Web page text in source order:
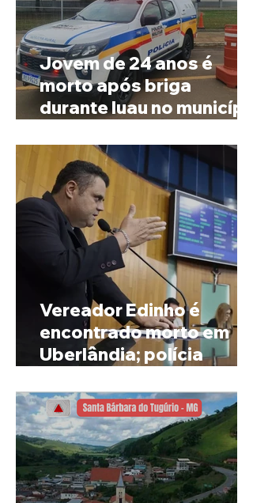
Jovem de 24 anos é
morto após briga
durante luau no município
Vereador Edinho é
encontrado morto em
Uberlândia; polícia